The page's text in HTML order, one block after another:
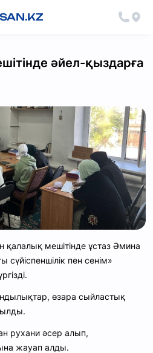
әйел-қыздарға
мешітінде ұстаз Әмина
пен сенім»
өзара сыйластық
рухани әсер алып,
жауап алды.